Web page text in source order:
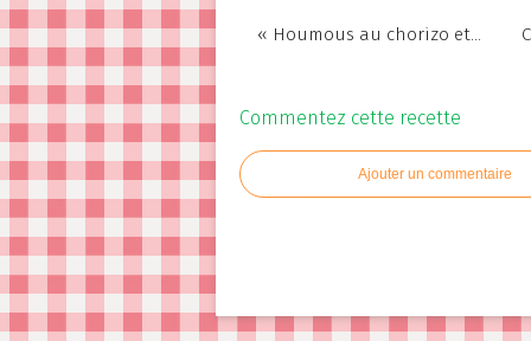
« Houmous au chorizo et...
Commentez cette recette
Ajouter un commentaire